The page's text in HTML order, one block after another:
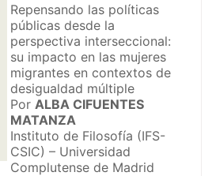
Repensando las políticas
públicas desde la
perspectiva interseccional:
su impacto en las mujeres
migrantes en contextos de
desigualdad múltiple
Por ALBA CIFUENTES
MATANZA
Instituto de Filosofía (IFS-
CSIC) – Universidad
Complutense de Madrid